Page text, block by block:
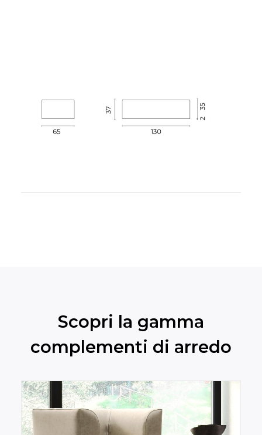
Scopri la gamma
complementi di arredo